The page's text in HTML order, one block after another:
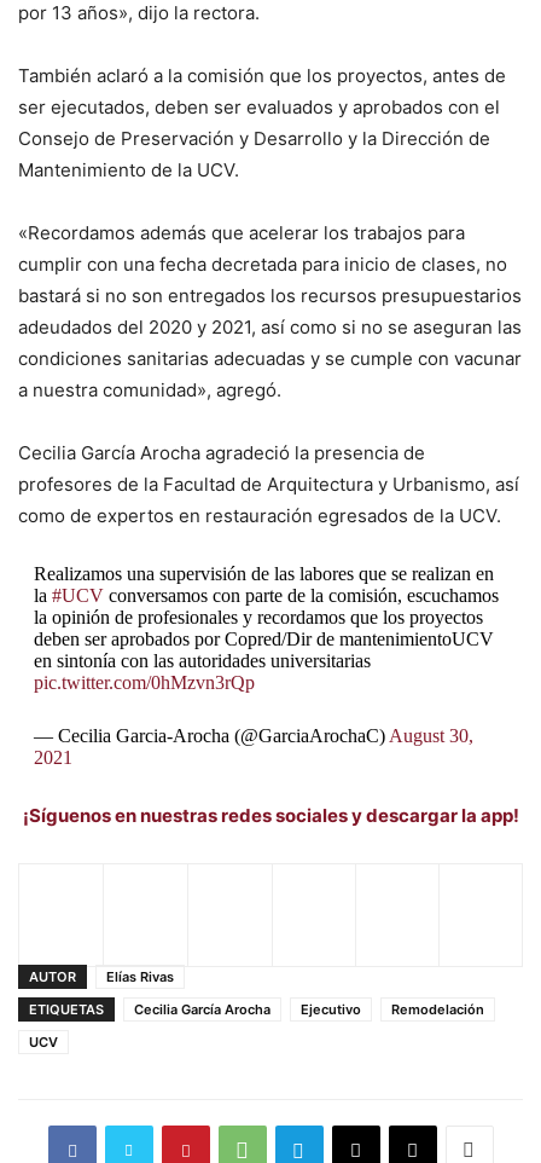
por 13 años», dijo la rectora.
También aclaró a la comisión que los proyectos, antes de
ser ejecutados, deben ser evaluados y aprobados con el
Consejo de Preservación y Desarrollo y la Dirección de
Mantenimiento de la UCV.
«Recordamos además que acelerar los trabajos para
cumplir con una fecha decretada para inicio de clases, no
bastará si no son entregados los recursos presupuestarios
adeudados del 2020 y 2021, así como si no se aseguran las
condiciones sanitarias adecuadas y se cumple con vacunar
a nuestra comunidad», agregó.
Cecilia García Arocha agradeció la presencia de
profesores de la Facultad de Arquitectura y Urbanismo, así
como de expertos en restauración egresados de la UCV.
Realizamos una supervisión de las labores que se realizan en
la #UCVconversamos con parte de la comisión, escuchamos
la opinión de profesionales y recordamos que los proyectos
deben ser aprobados por Copred/Dir de mantenimientoUCV
en sintonía con las autoridades universitarias
pic.twitter.com/0hMzvn3rQp
— Cecilia Garcia-Arocha (@GarciaArochaC) August 30,
2021
¡Síguenos en nuestras redes sociales y descargar la app!
AUTOR
Elías Rivas
ETIQUETAS
Cecilia García Arocha Ejecutivo
Remodelación
UCV